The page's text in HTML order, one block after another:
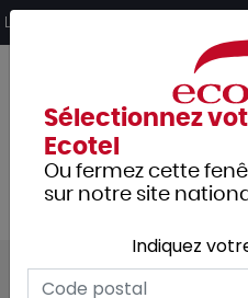
Livraison offerte dès 249€ HT
Bermudes :3
Sélectionnez
Ecotel
Ou fermez cette
sur notre site
Indiquez
Panneau de gestion des